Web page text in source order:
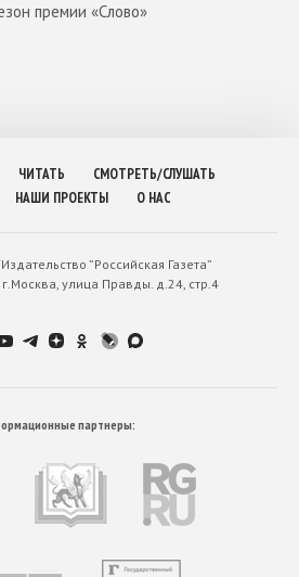
премии «Слово»
ЧИТАТЬ
СМОТРЕТЬ/СЛУШАТЬ
НАШИ ПРОЕКТЫ О НАС
”Российская Газета”
улица Правды. д.24, стр.4
партнеры: